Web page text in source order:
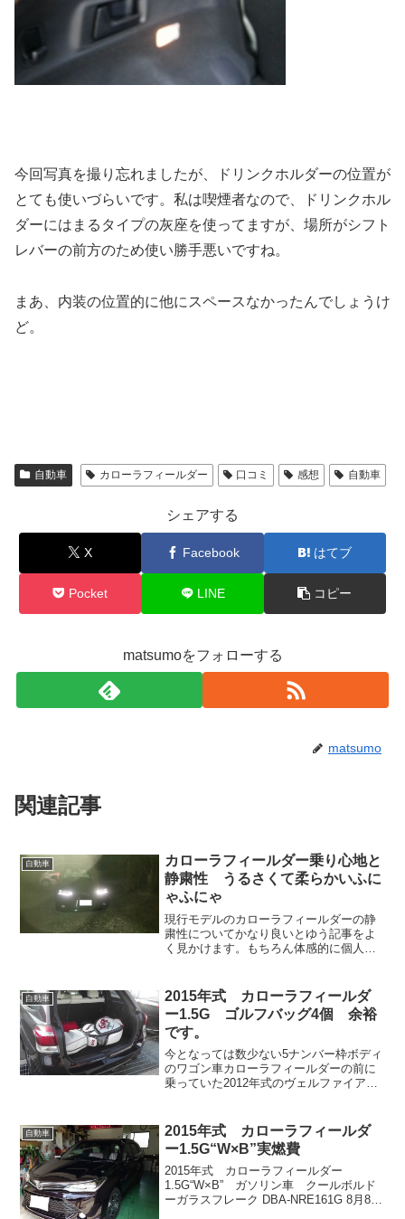
今回写真を撮り忘れましたが、ドリンクホルダーの位置が
とても使いづらいです。私は喫煙者なので、ドリンクホル
ダーにはまるタイプの灰座を使ってますが、場所がシフト
レバーの前方のため使い勝手悪いですね。
まあ、内装の位置的に他にスペースなかったんでしょうけ
ど。
自動車 カローラフィールダー 口コミ 感想 自動車
シェアする
X Facebook はてブ
Pocket LINE コピー
matsumoをフォローする
matsumo
関連記事
自動車
カローラフィールダー乗り心地と
静粛性 うるさくて柔らかいふに
ゃふにゃ
現行モデルのカローラフィールダーの静
粛性についてかなり良いとゆう記事をよ
く見かけます。もちろん体感的に個人差
車より少しはマシという程度ではないで
しょうか。ヴェルファ...
自動車
2015年式 カローラフィールダ
ー1.5G ゴルフバッグ4個 余裕
です。
今となっては数少ない5ナンバー枠ボディ
のワゴン車カローラフィールダーの前に
乗っていた2012年式のヴェルファイアか
あるということ。それでいてゴルフバッ
グが2個程度シー...
自動車
2015年式 カローラフィールダ
ー1.5G“W×B”実燃費
2015年式 カローラフィールダー
1.5G“W×B” ガソリン車 クールボルド
ーガラスフレーク DBA-NRE161G 8月8日